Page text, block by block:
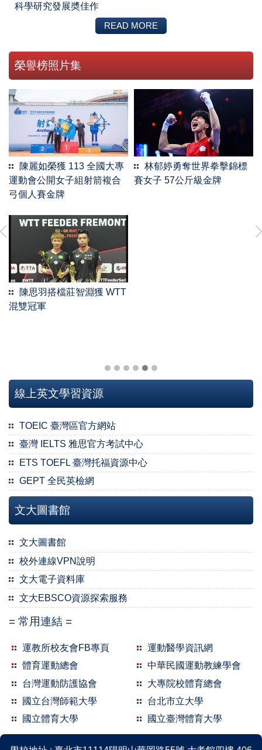
2022-12-14 競賽實務報告寫作分享
2022-11-29 超越復健診所教育交流活動
2022-01-05 統合分析研究法研習
科學研究發展奬佳作
READ MORE
榮譽榜照片集
陳麗如榮獲 113 全國大專
運動會公開女子組射箭複合
弓個人賽金牌
林郁婷勇奪世界拳擊錦標
賽女子 57公斤級金牌
陳思羽搭檔莊智淵獲 WTT
混雙冠軍
線上英文學習資源
TOEIC 臺灣區官方網站
臺灣 IELTS 雅思官方考試中心
ETS TOEFL 臺灣托福資源中心
GEPT 全民英檢網
文大圖書館
文大圖書館
校外連線VPN說明
文大電子資料庫
文大EBSCO資源探索服務
= 常用連結 =
運教所校友會FB專頁
運動醫學資訊網
體育運動總會
中華民國運動教練學會
台灣運動防護協會
大專院校體育總會
國立台灣師範大學
台北市立大學
國立體育大學
國立臺灣體育大學